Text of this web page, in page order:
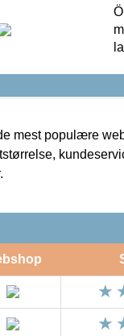
mest populære